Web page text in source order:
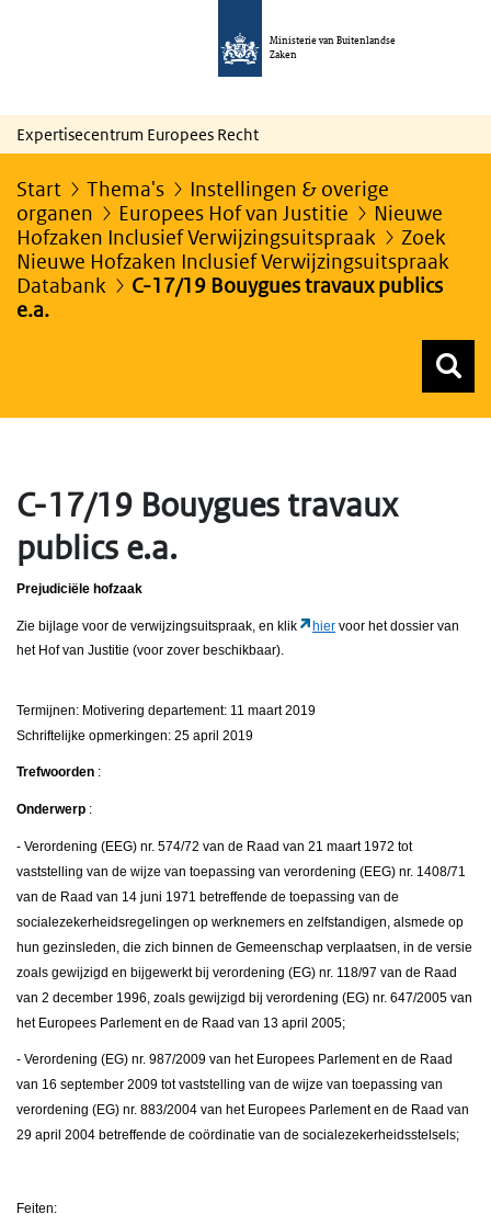
Ministerie van Buitenlandse
Zaken
Expertisecentrum Europees Recht
Start Thema's
Instellingen & overige
organen
Europees Hof van Justitie
Nieuwe
Hofzaken Inclusief Verwijzingsuitspraak
Zoek
Nieuwe Hofzaken Inclusief Verwijzingsuitspraak
Databank
C-17/19 Bouygues travaux publics
e.a.
C-17/19 Bouygues travaux
publics e.a.
Prejudiciële hofzaak
Zie bijlage voor de verwijzingsuitspraak, en klik hier voor het dossier van
het Hof van Justitie (voor zover beschikbaar).
Termijnen: Motivering departement: 11 maart 2019
Schriftelijke opmerkingen: 25 april 2019
Trefwoorden :
Onderwerp :
- Verordening (EEG) nr. 574/72 van de Raad van 21 maart 1972 tot
vaststelling van de wijze van toepassing van verordening (EEG) nr. 1408/71
van de Raad van 14 juni 1971 betreffende de toepassing van de
socialezekerheidsregelingen op werknemers en zelfstandigen, alsmede op
hun gezinsleden, die zich binnen de Gemeenschap verplaatsen, in de versie
zoals gewijzigd en bijgewerkt bij verordening (EG) nr. 118/97 van de Raad
van 2 december 1996, zoals gewijzigd bij verordening (EG) nr. 647/2005 van
het Europees Parlement en de Raad van 13 april 2005;
- Verordening (EG) nr. 987/2009 van het Europees Parlement en de Raad
van 16 september 2009 tot vaststelling van de wijze van toepassing van
verordening (EG) nr. 883/2004 van het Europees Parlement en de Raad van
29 april 2004 betreffende de coördinatie van de socialezekerheidsstelsels;
Feiten: